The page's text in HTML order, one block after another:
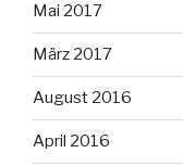
Mai 2017
März 2017
August 2016
April 2016